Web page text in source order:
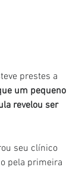
prestes a
um pequeno
revelou ser
seu clínico
pela primeira